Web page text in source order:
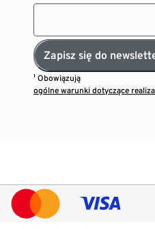
Zapisz się do
¹ Obowiązują
ogólne warunki dotyczące